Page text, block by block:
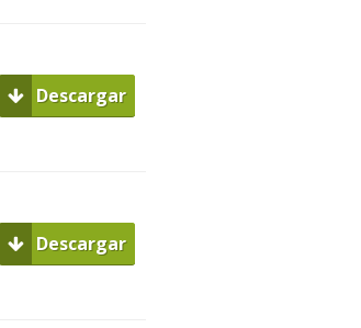
Descargar
Descargar